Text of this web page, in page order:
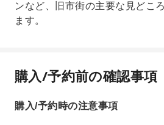
ンなど、旧市街の主要な見どこ
ます。
購入/予約前の確認事項
購入/予約時の注意事項